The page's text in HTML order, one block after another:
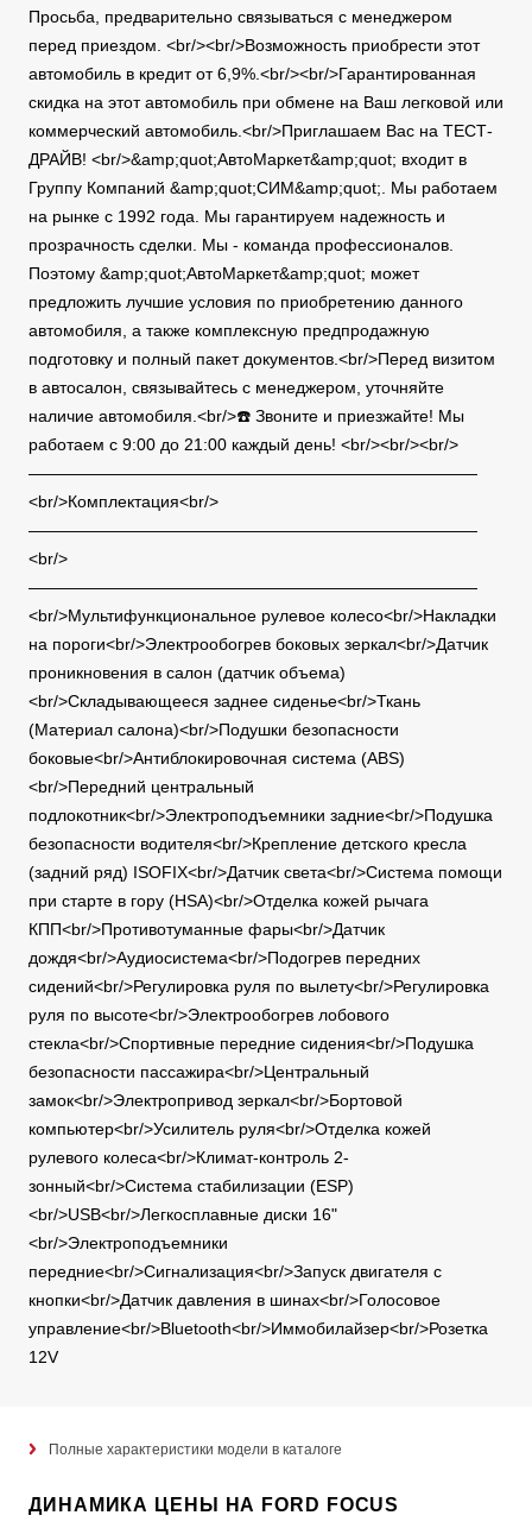
Просьба, предварительно связываться с менеджером
перед приездом. <br/><br/>Возможность приобрести этот
автомобиль в кредит от 6,9%.<br/><br/>Гарантированная
скидка на этот автомобиль при обмене на Ваш легковой или
коммерческий автомобиль.<br/>Приглашаем Вас на ТЕСТ-
ДРАЙВ! <br/>&amp;quot;АвтоМаркет&amp;quot; входит в
Группу Компаний &amp;quot;СИМ&amp;quot;. Мы работаем
на рынке с 1992 года. Мы гарантируем надежность и
прозрачность сделки. Мы - команда профессионалов.
Поэтому &amp;quot;АвтоМаркет&amp;quot; может
предложить лучшие условия по приобретению данного
автомобиля, а также комплексную предпродажную
подготовку и полный пакет документов.<br/>Перед визитом
в автосалон, связывайтесь с менеджером, уточняйте
наличие автомобиля.<br/>☎️ Звоните и приезжайте! Мы
работаем с 9:00 до 21:00 каждый день! <br/><br/><br/>
———————————————————————————
<br/>Комплектация<br/>
———————————————————————————
<br/>
———————————————————————————
<br/>Мультифункциональное рулевое колесо<br/>Накладки
на пороги<br/>Электрообогрев боковых зеркал<br/>Датчик
проникновения в салон (датчик объема)
<br/>Складывающееся заднее сиденье<br/>Ткань
(Материал салона)<br/>Подушки безопасности
боковые<br/>Антиблокировочная система (ABS)
<br/>Передний центральный
подлокотник<br/>Электроподъемники задние<br/>Подушка
безопасности водителя<br/>Крепление детского кресла
(задний ряд) ISOFIX<br/>Датчик света<br/>Система помощи
при старте в гору (HSA)<br/>Отделка кожей рычага
КПП<br/>Противотуманные фары<br/>Датчик
дождя<br/>Аудиосистема<br/>Подогрев передних
сидений<br/>Регулировка руля по вылету<br/>Регулировка
руля по высоте<br/>Электрообогрев лобового
стекла<br/>Спортивные передние сидения<br/>Подушка
безопасности пассажира<br/>Центральный
замок<br/>Электропривод зеркал<br/>Бортовой
компьютер<br/>Усилитель руля<br/>Отделка кожей
рулевого колеса<br/>Климат-контроль 2-
зонный<br/>Система стабилизации (ESP)
<br/>USB<br/>Легкосплавные диски 16"
<br/>Электроподъемники
передние<br/>Сигнализация<br/>Запуск двигателя с
кнопки<br/>Датчик давления в шинах<br/>Голосовое
управление<br/>Bluetooth<br/>Иммобилайзер<br/>Розетка
12V
Полные характеристики модели в каталоге
ДИНАМИКА ЦЕНЫ НА FORD FOCUS